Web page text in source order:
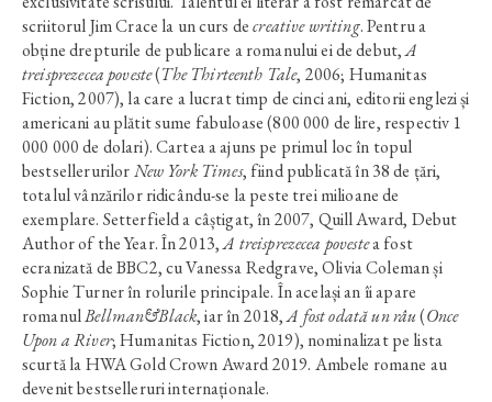
scriitorul Jim Crace la un curs decreative writing. Pentru a
obține drepturile de publicare a romanului ei de debut,A
treisprezecea poveste(The Thirteenth Tale, 2006; Humanitas
Fiction, 2007), la care a lucrat timp de cinci ani, editorii englezi și
americani au plătit sume fabuloase (800 000 de lire, respectiv 1
000 000 de dolari). Cartea a ajuns pe primul loc în topul
bestsellerurilorNew York Times, fiind publicată în 38 de țări,
totalul vânzărilor ridicându-se la peste trei milioane de
exemplare. Setterfield a câștigat, în 2007, Quill Award, Debut
Author of the Year. În 2013,A treisprezecea povestea fost
ecranizată de BBC2, cu Vanessa Redgrave, Olivia Coleman și
Sophie Turner în rolurile principale. În același an îi apare
romanulBellman&Black, iar în 2018,A fost odată un râu(Once
Upon a River; Humanitas Fiction, 2019), nominalizat pe lista
scurtă la HWA Gold Crown Award 2019. Ambele romane au
devenit bestselleruri internaționale.